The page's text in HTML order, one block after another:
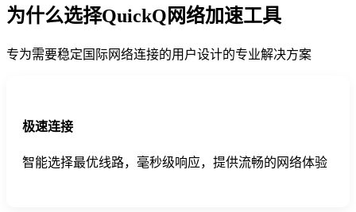
为什么选择QuickQ网络加速工具
专为需要稳定国际网络连接的用户设计的专业解决方案
极速连接
智能选择最优线路，毫秒级响应，提供流畅的网络体验